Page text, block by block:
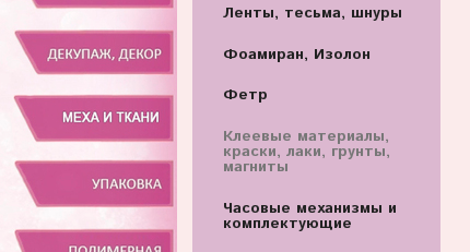
Ленты, тесьма, шнуры
Фоамиран, Изолон
Фетр
Клеевые материалы,
краски, лаки, грунты,
магниты
Часовые механизмы и
комплектующие